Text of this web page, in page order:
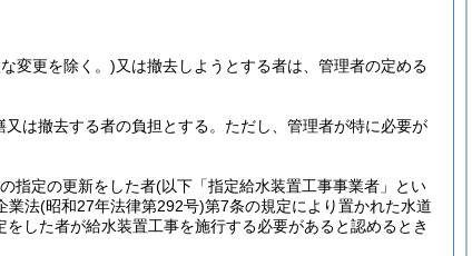
変更を除く。)又は撤去しようとする者は、管理者の定める
は撤去する者の負担とする。 ただし、管理者が特に必要が
指定の更新をした者(以下「指定給水装置工事事業者」とい
業法(昭和27年法律第292号)第7条の規定により置かれた水道
した者が給水装置工事を施行する必要があると認めるとき